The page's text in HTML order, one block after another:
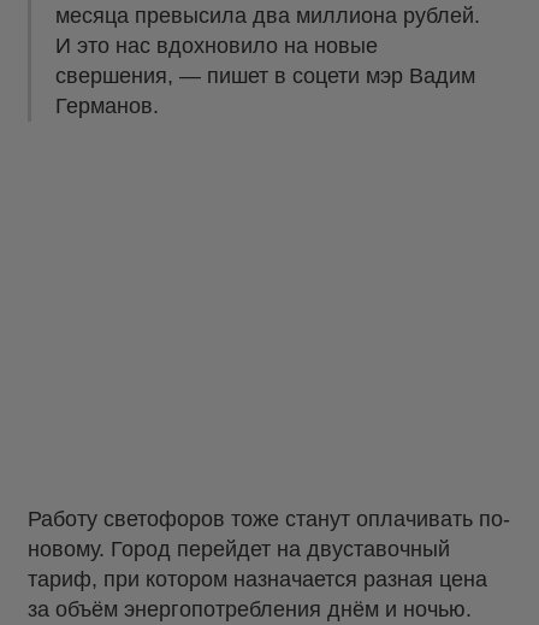
месяца превысила два миллиона рублей.
И это нас вдохновило на новые
свершения, — пишет в соцети мэр Вадим
Германов.
Работу светофоров тоже станут оплачивать по-
новому. Город перейдет на двуставочный
тариф, при котором назначается разная цена
за объём энергопотребления днём и ночью.